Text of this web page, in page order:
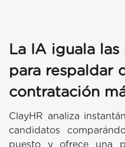
La IA iguala
para respaldar
contratación
ClayHR analiza
candidatos
puesto y ofrece una